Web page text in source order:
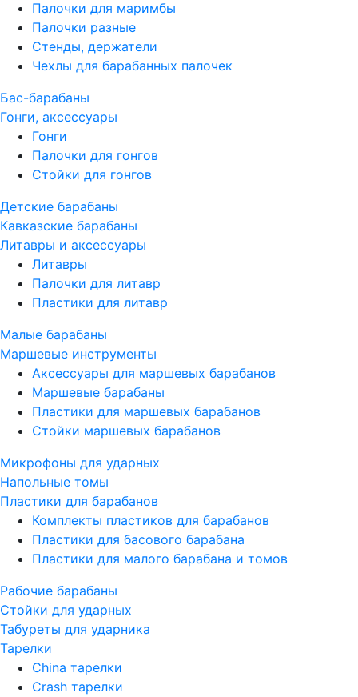
Палочки для маримбы
Палочки разные
Стенды, держатели
Чехлы для барабанных палочек
Бас-барабаны
Гонги, аксессуары
Гонги
Палочки для гонгов
Стойки для гонгов
Детские барабаны
Кавказские барабаны
Литавры и аксессуары
Литавры
Палочки для литавр
Пластики для литавр
Малые барабаны
Маршевые инструменты
Аксессуары для маршевых барабанов
Маршевые барабаны
Пластики для маршевых барабанов
Стойки маршевых барабанов
Микрофоны для ударных
Напольные томы
Пластики для барабанов
Комплекты пластиков для барабанов
Пластики для басового барабана
Пластики для малого барабана и томов
Рабочие барабаны
Стойки для ударных
Табуреты для ударника
Тарелки
China тарелки
Crash тарелки